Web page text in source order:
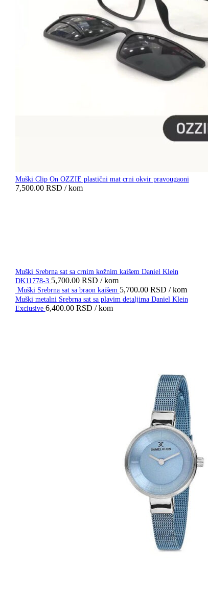
Muški Clip On OZZIE plastični mat crni okvir pravougaoni
7,500.00 RSD / kom
Muški Srebrna sat sa crnim kožnim kaišem Daniel Klein
DK11778-3 5,700.00 RSD / kom
Muški Srebrna sat sa braon kaišem 5,700.00 RSD / kom
Muški metalni Srebrna sat sa plavim detaljima Daniel Klein
Exclusive 6,400.00 RSD / kom